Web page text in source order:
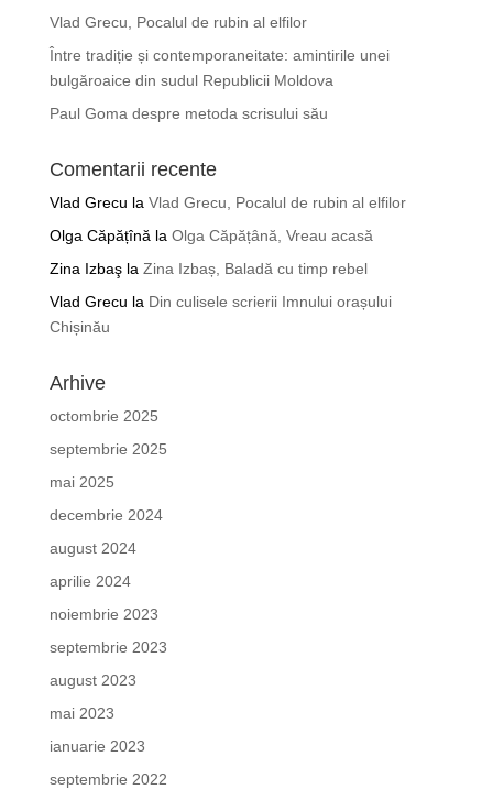
Vlad Grecu, Pocalul de rubin al elfilor
Între tradiție și contemporaneitate: amintirile unei
bulgăroaice din sudul Republicii Moldova
Paul Goma despre metoda scrisului său
Comentarii recente
Vlad Grecu la Vlad Grecu, Pocalul de rubin al elfilor
Olga Căpățînă la Olga Căpățână, Vreau acasă
Zina Izbaşla Zina Izbaș, Baladă cu timp rebel
Vlad Grecu la Din culisele scrierii Imnului orașului
Chișinău
Arhive
octombrie 2025
septembrie 2025
mai 2025
decembrie 2024
august 2024
aprilie 2024
noiembrie 2023
septembrie 2023
august 2023
mai 2023
ianuarie 2023
septembrie 2022